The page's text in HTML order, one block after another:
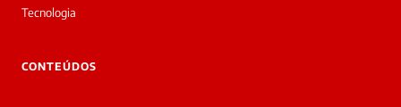
Tecnologia
CONTEÚDOS